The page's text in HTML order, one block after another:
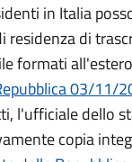
in Italia
residenza di
formati
03/11/
l'ufficiale dello
copia